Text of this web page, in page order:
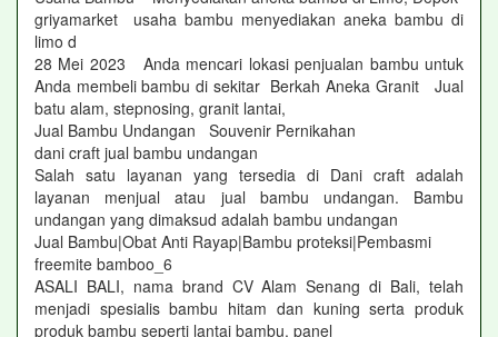
griyamarket usaha bambu menyediakan aneka bambu di
limo d
28 Mei 2023 Anda mencari lokasi penjualan bambu untuk
Anda membeli bambu di sekitar Berkah Aneka Granit Jual
batu alam, stepnosing, granit lantai,
Jual Bambu Undangan Souvenir Pernikahan
dani craft jual bambu undangan
Salah satu layanan yang tersedia di Dani craft adalah
layanan menjual atau jual bambu undangan. Bambu
undangan yang dimaksud adalah bambu undangan
Jual Bambu|Obat Anti Rayap|Bambu proteksi|Pembasmi
freemite bamboo_6
ASALI BALI, nama brand CV Alam Senang di Bali, telah
menjadi spesialis bambu hitam dan kuning serta produk
produk bambu seperti lantai bambu, panel